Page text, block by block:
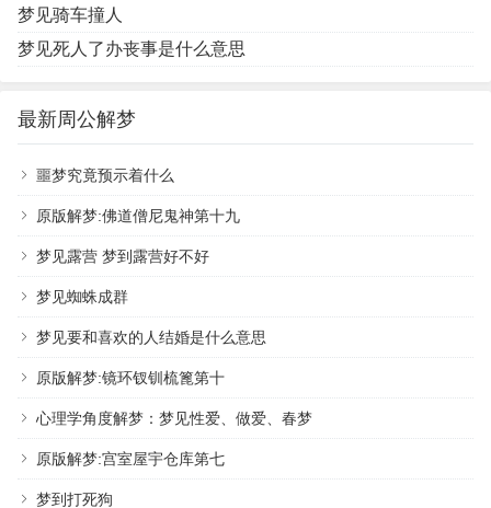
梦见骑车撞人
梦见死人了办丧事是什么意思
最新周公解梦
噩梦究竟预示着什么
原版解梦:佛道僧尼鬼神第十九
梦见露营 梦到露营好不好
梦见蜘蛛成群
梦见要和喜欢的人结婚是什么意思
原版解梦:镜环钗钏梳篦第十
心理学角度解梦：梦见性爱、做爱、春梦
原版解梦:宫室屋宇仓库第七
梦到打死狗